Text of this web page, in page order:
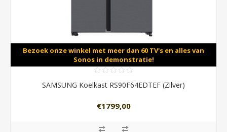
Bezoek onze winkel met meer dan 60 TV's en alles van
Sonos in demonstratie!
SAMSUNG Koelkast RS90F64EDTEF (Zilver)
€1799,00